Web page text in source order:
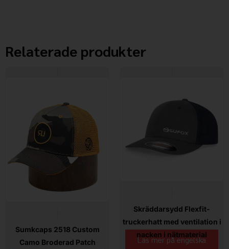
Relaterade produkter
Sumkcaps 2518 Custom
Camo Broderad Patch
Skräddarsydd Flexfit-
truckerhatt med ventilation i
nacken i nätmaterial
Läs mer på engelska